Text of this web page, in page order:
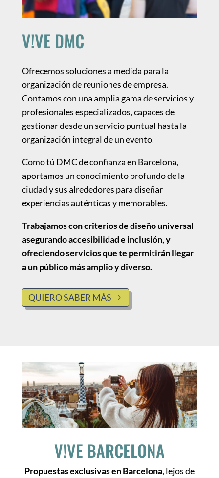
V!VE DMC
Ofrecemos soluciones a medida para la
organización de reuniones de empresa.
Contamos con una amplia gama de servicios y
profesionales especializados, capaces de
gestionar desde un servicio puntual hasta la
organización integral de un evento.
Como tú DMC de confianza en Barcelona,
aportamos un conocimiento profundo de la
ciudad y sus alrededores para diseñar
experiencias auténticas y memorables.
Trabajamos con criterios de diseño universal
asegurando accesibilidad e inclusión, y
ofreciendo servicios que te permitirán llegar
a un público más amplio y diverso.
QUIERO SABER MÁS
V!VE BARCELONA
Propuestas exclusivas en Barcelona, lejos de